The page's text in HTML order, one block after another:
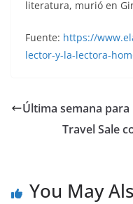
literatura, murió en
Fuente: https://
lector-y-la-lectora-
Última semana
Travel Sale
You May